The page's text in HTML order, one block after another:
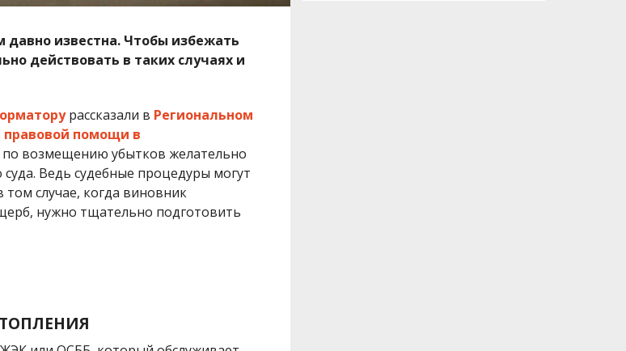
давно известна. Чтобы избежать
действовать в таких случаях и
рассказали в Региональном
правовой помощи в
по возмещению убытков желательно
Ведь судебные процедуры могут
случае, когда виновник
нужно тщательно подготовить